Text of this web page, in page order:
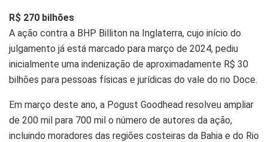
R$ 270 bilhões
A ação contra a BHP Billiton na Inglaterra, cujo início do
julgamento já está marcado para março de 2024, pediu
inicialmente uma indenização de aproximadamente R$ 30
bilhões para pessoas físicas e jurídicas do vale do rio Doce.
Em março deste ano, a Pogust Goodhead resolveu ampliar
de 200 mil para 700 mil o número de autores da ação,
incluindo moradores das regiões costeiras da Bahia e do Rio